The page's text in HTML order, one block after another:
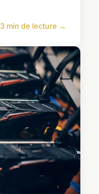
3 min de lecture →